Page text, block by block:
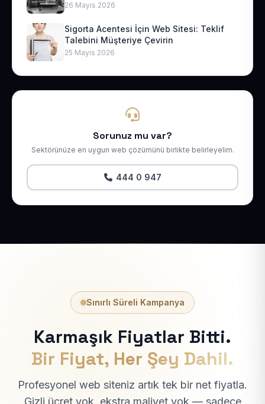
26 Mayıs 2026
Sigorta Acentesi İçin Web Sitesi: Teklif
Talebini Müşteriye Çevirin
25 Mayıs 2026
Sorunuz mu var?
Sektörünüze en uygun web çözümünü birlikte belirleyelim.
444 0 947
Sınırlı Süreli Kampanya
Karmaşık Fiyatlar Bitti.
Bir Fiyat, Her Şey Dahil.
Profesyonel web siteniz artık tek bir net fiyatla.
Gizli ücret yok, ekstra maliyet yok — sadece